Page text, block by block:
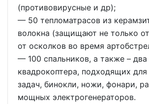
(противовирусные и др);
— 50 тепломатрасов из
волокна (защищают не только
от осколков во время
— 100 спальников, а также – два
квадрокоптера, подходящих
задач, бинокли, ножи, фонари,
мощных электрогенераторов.